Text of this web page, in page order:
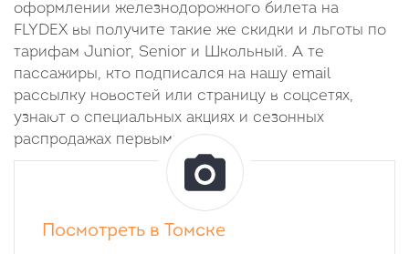
оформлении железнодорожного билета на
FLYDEX вы получите такие же скидки и льготы по
тарифам Junior, Senior и Школьный. А те
пассажиры, кто подписался на нашу email
рассылку новостей или страницу в соцсетях,
узнают о специальных акциях и сезонных
распродажах первыми.
Посмотреть в Томске